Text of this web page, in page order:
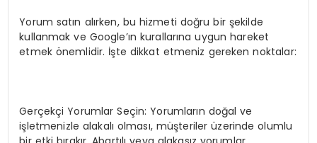
Yorum satın alırken, bu hizmeti doğru bir şekilde
kullanmak ve Google’ın kurallarına uygun hareket
etmek önemlidir. İşte dikkat etmeniz gereken noktalar:
Gerçekçi Yorumlar Seçin: Yorumların doğal ve
işletmenizle alakalı olması, müşteriler üzerinde olumlu